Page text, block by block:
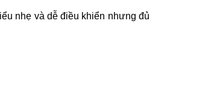
nhẹ và dễ điều khiển nhưng đủ